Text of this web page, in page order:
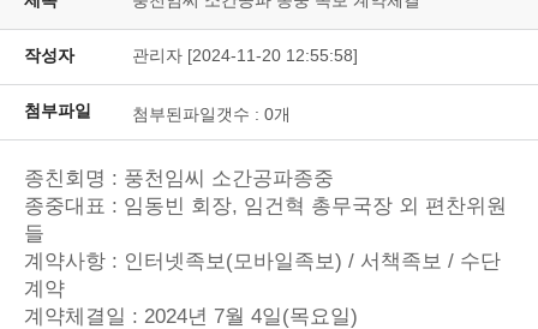
작성자 관리자 [2024-11-20 12:55:58]
첨부파일 첨부된파일갯수 : 0개
종친회명 : 풍천임씨 소간공파종중
종중대표 : 임동빈 회장, 임건혁 총무국장 외 편찬위원
들
계약사항 : 인터넷족보(모바일족보) / 서책족보 / 수단
계약
계약체결일 : 2024년 7월 4일(목요일)